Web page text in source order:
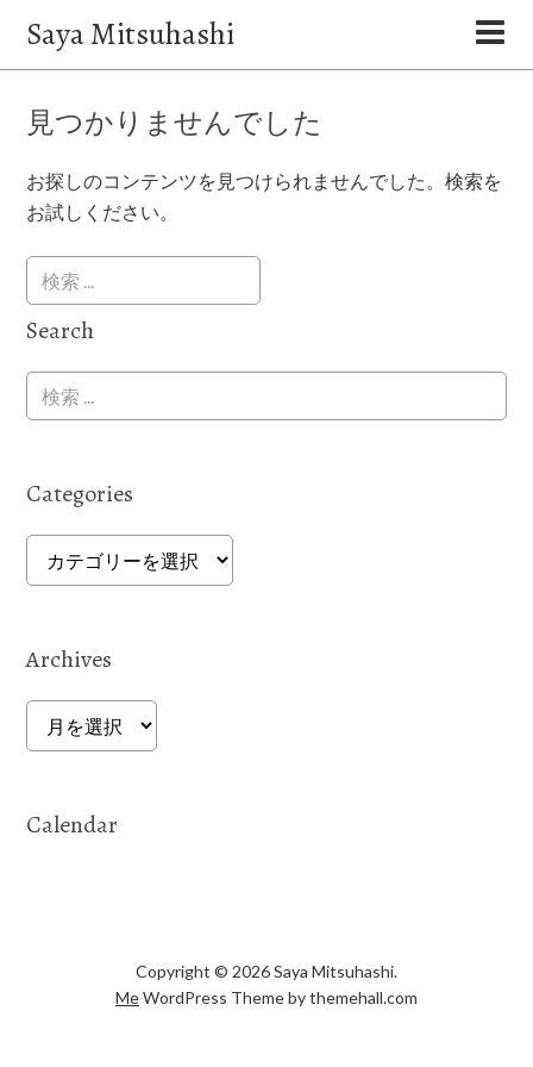
Saya Mitsuhashi
見つかりませんでした
お探しのコンテンツを見つけられませんでした。検索を
お試しください。
Search
Categories
Categories
Archives
Archives
Calendar
Copyright © 2026 Saya Mitsuhashi.
MeWordPress Theme by themehall.com